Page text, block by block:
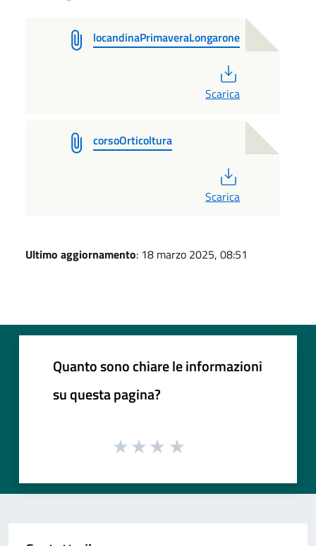
locandinaPrimaveraLongarone
Scarica
corsoOrticoltura
Scarica
Ultimo aggiornamento: 18 marzo 2025, 08:51
Quanto sono chiare le informazioni
su questa pagina?